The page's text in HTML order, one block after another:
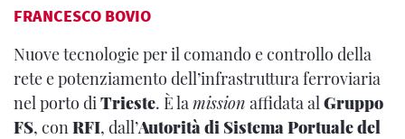
FRANCESCO BOVIO
Nuove tecnologie per il comando e controllo della
rete e potenziamento dell’infrastruttura ferroviaria
nel porto diTrieste. È lamission affidata alGruppo
FS, conRFI, dall’Autorità di Sistema Portuale del